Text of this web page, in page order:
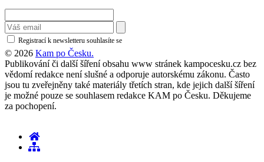
Registrací k newsletteru souhlasíte se
© 2026 Kam po Česku.
Publikování či další šíření obsahu www stránek kampocesku.cz bez
vědomí redakce není slušné a odporuje autorskému zákonu. Často
jsou tu zveřejněny také materiály třetích stran, kde jejich další šíření
je možné pouze se souhlasem redakce KAM po Česku. Děkujeme
za pochopení.